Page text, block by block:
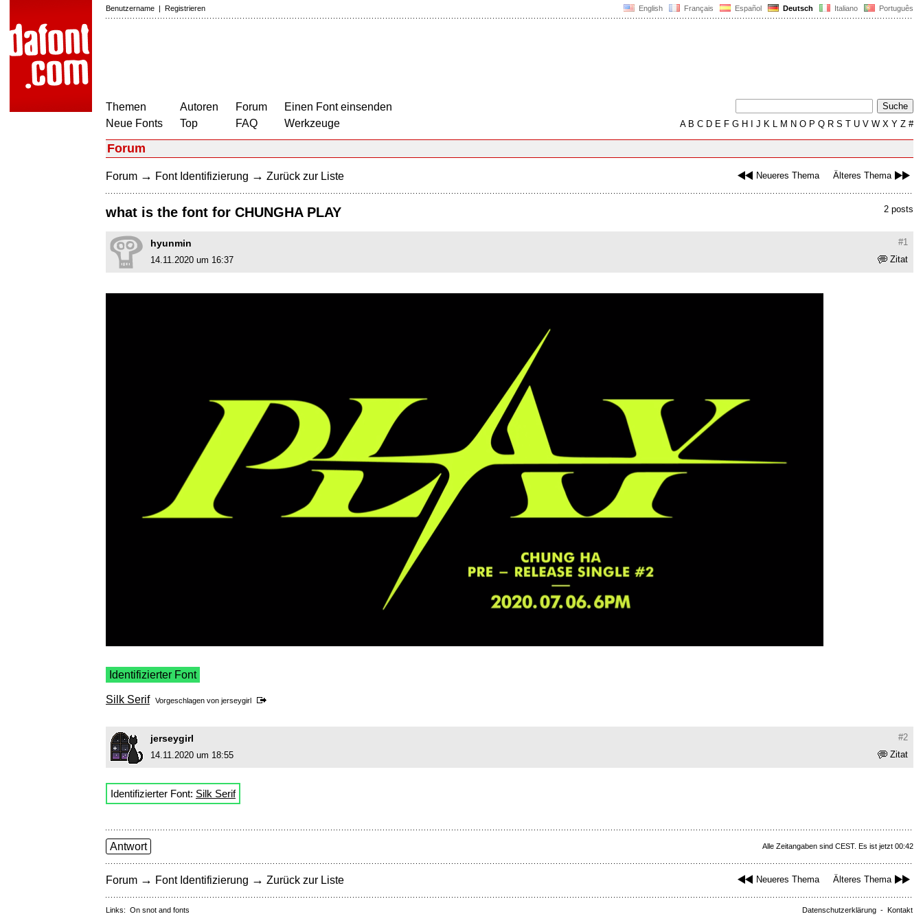
English Français Español Deutsch Italiano Português
Benutzername | Registrieren
Themen
Neue Fonts
Autoren
Top
Forum
FAQ
Einen Font einsenden
Werkzeuge
AB C D E F G H J K L M N O P Q R S T U V W X Y Z #
Forum
Neueres Thema Älteres Thema
Forum → Font Identifizierung → Zurück zur Liste
2 posts
what is the font for CHUNGHA PLAY
#1
hyunmin
Zitat
14.11.2020 um 16:37
Identifizierter Font
Silk Serif Vorgeschlagen von jerseygirl
#2
jerseygirl
Zitat
14.11.2020 um 18:55
Identifizierter Font: Silk Serif
Alle Zeitangaben sind CEST. Es ist jetzt 00:42
Antwort
Neueres Thema Älteres Thema
Forum → Font Identifizierung → Zurück zur Liste
Datenschutzerklärung - Kontakt
Links: On snot and fonts